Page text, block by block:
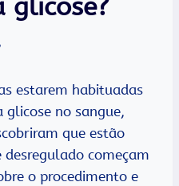
glicose?
estarem habituadas
no sangue,
que estão
começam
o procedimento e